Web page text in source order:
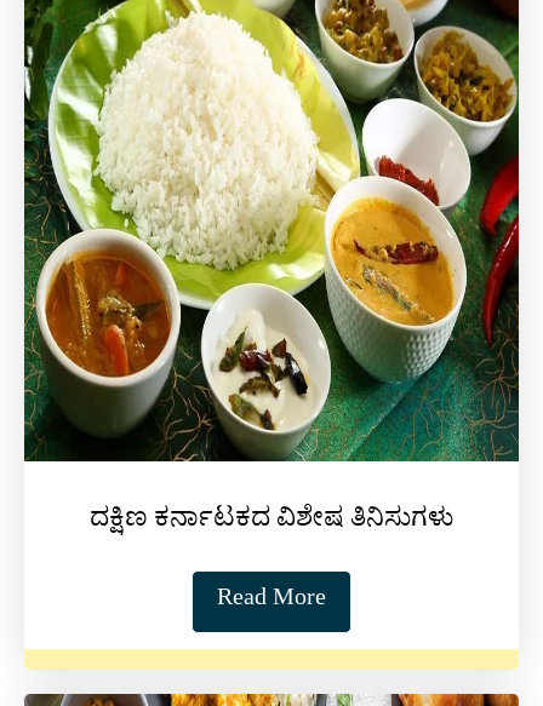
ದಕ್ಷಿಣ ಕರ್ನಾಟಕದ ವಿಶೇಷ ತಿನಿಸುಗಳು
Read More